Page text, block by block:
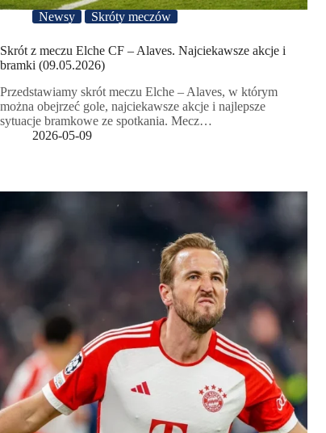
Newsy Skróty meczów
Skrót z meczu Elche CF – Alaves. Najciekawsze akcje i
bramki (09.05.2026)
Przedstawiamy skrót meczu Elche – Alaves, w którym
można obejrzeć gole, najciekawsze akcje i najlepsze
sytuacje bramkowe ze spotkania. Mecz…
2026-05-09